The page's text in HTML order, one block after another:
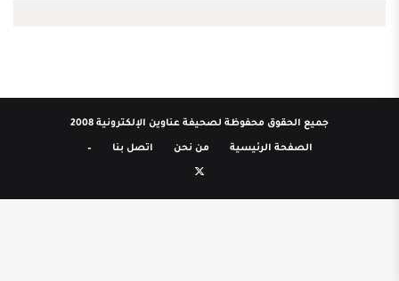
جميع الحقوق محفوظة لصحيفة عناوين الإلكترونية 2008
الصفحة الرئيسية من نحن اتصل بنا –